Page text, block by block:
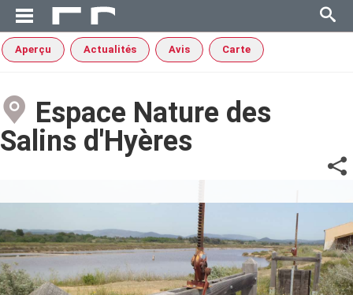
Aperçu Actualités Avis Carte
Espace Nature des
Salins d'Hyères